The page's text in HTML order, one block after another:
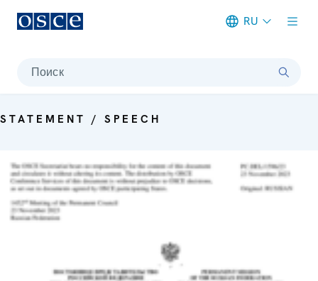
RU
Поиск
STATEMENT / SPEECH